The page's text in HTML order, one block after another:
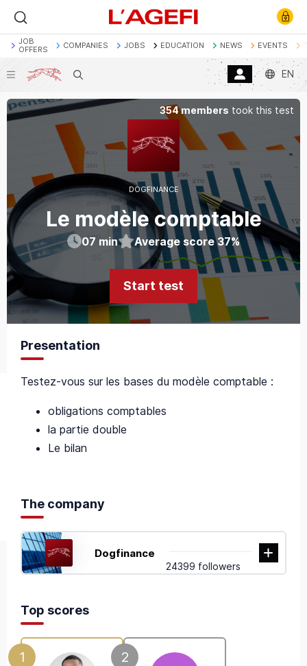
JOB
OFFERS
COMPANIES JOBS EDUCATION NEWS EVENTS
Search EN
354 members took this test
DOGFINANCE
Le modèle comptable
07 min Average score 37%
Start test
Presentation
Testez-vous sur les bases du modèle comptable :
obligations comptables
la partie double
Le bilan
The company
Dogfinance
24399 followers
Top scores
1 2
Banque Société Générale
Marchés actions
Décryptage